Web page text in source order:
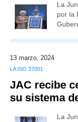
La
por la
13 marzo, 2024
LA ISO 37001
JAC recibe
su sistema
La